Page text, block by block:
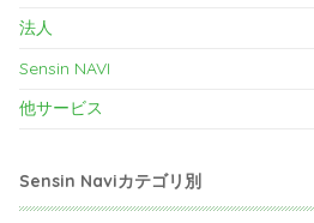
法人
Sensin NAVI
他サービス
Sensin Naviカテゴリ別